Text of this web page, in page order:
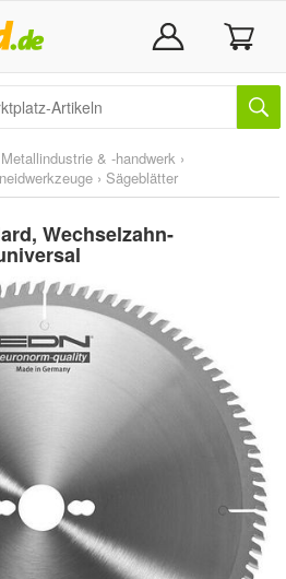
Metallindustrie & -handwerk ›
› Sägeblätter
Wechselzahn-